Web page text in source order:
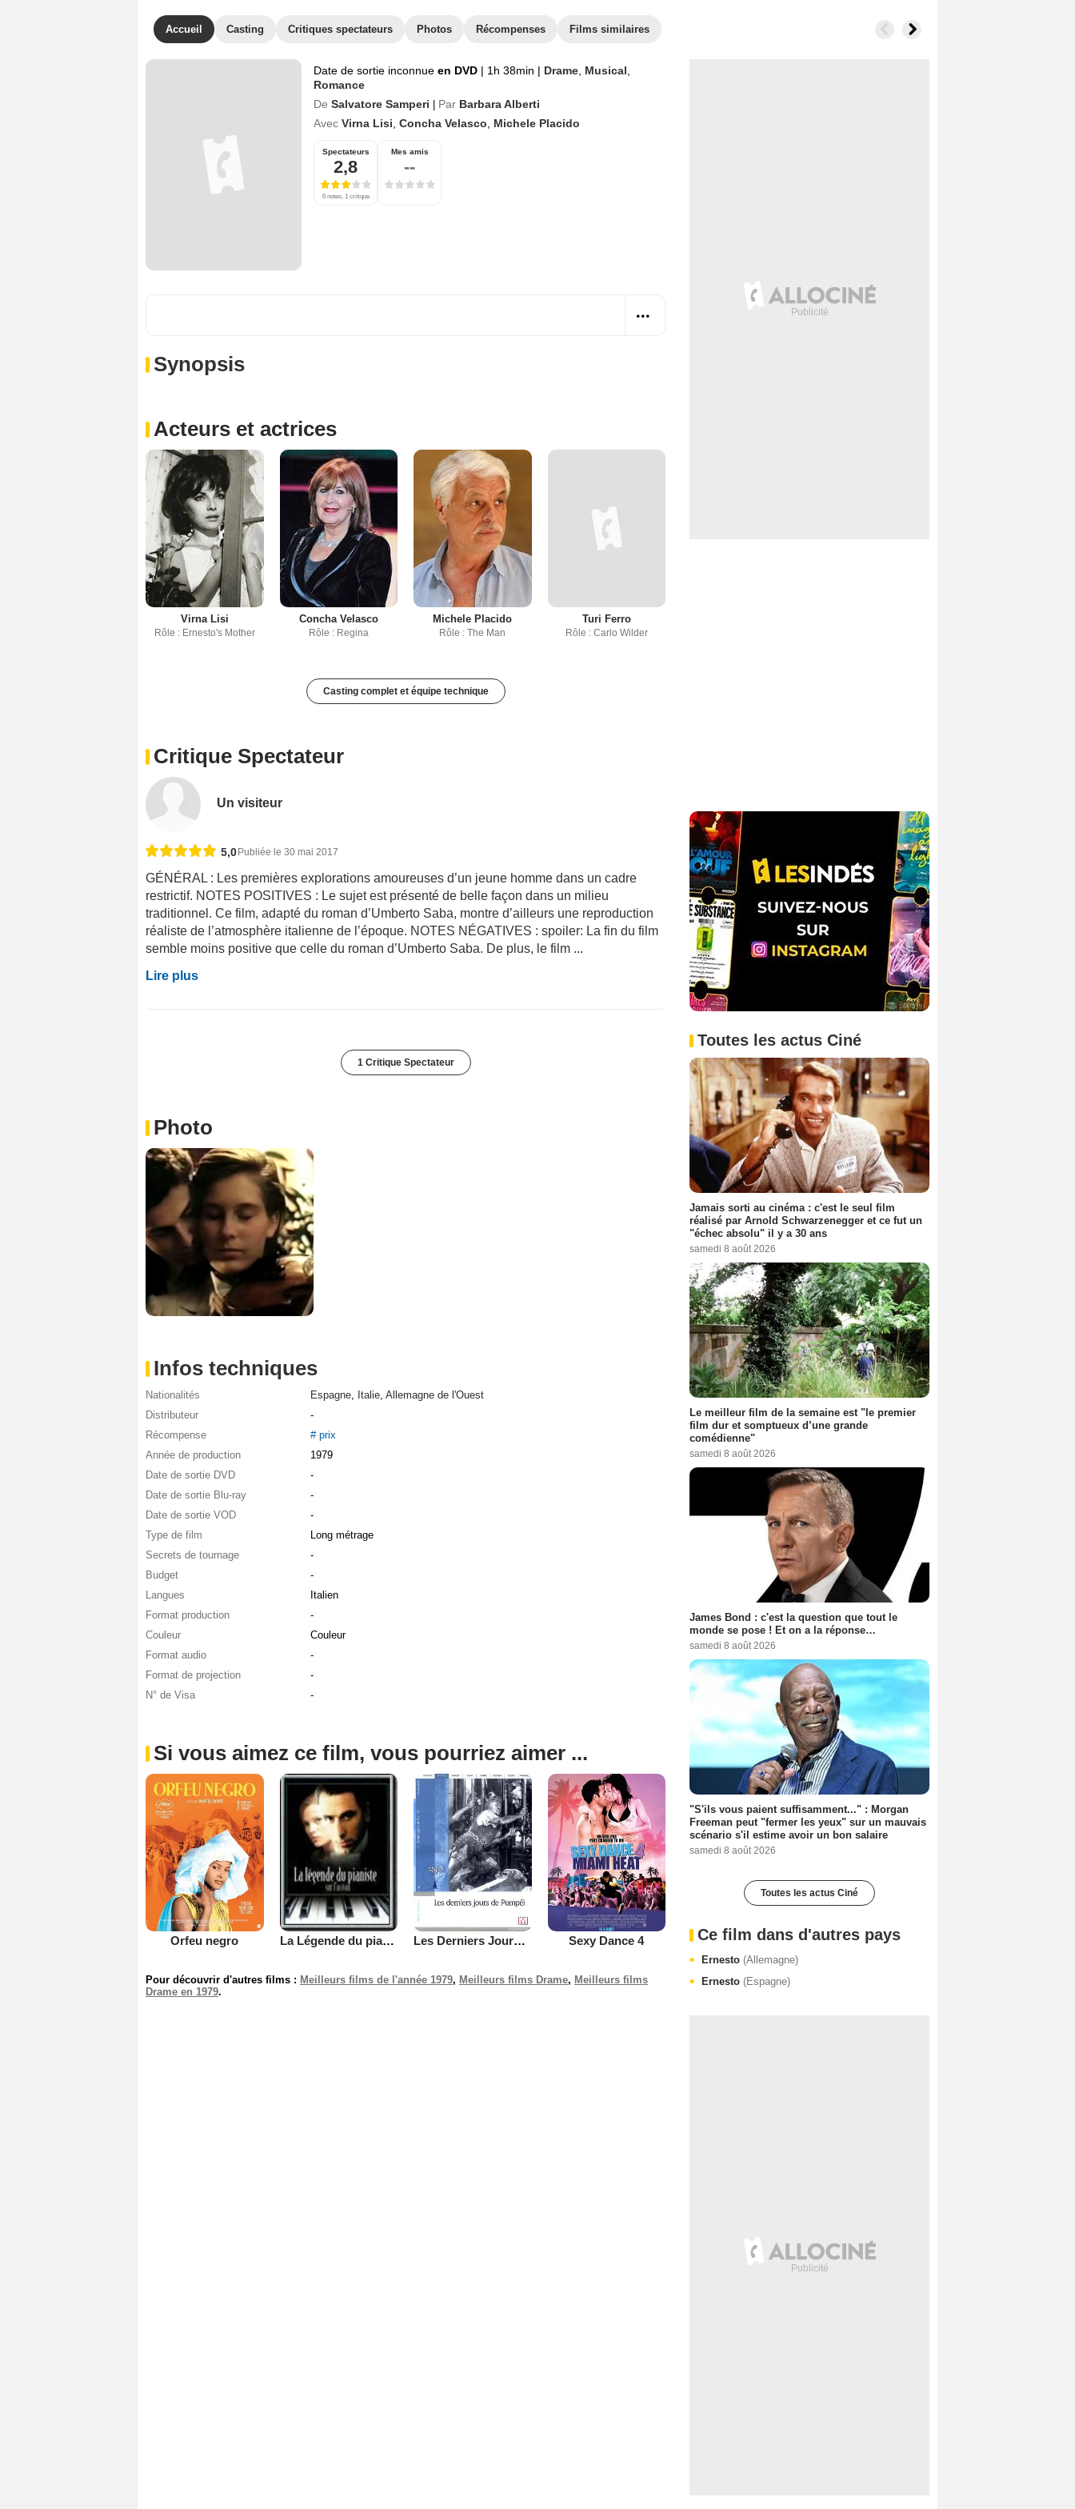
Accueil Casting Critiques spectateurs Photos Récompenses Films similaires
Date de sortie inconnue en DVD | 1h 38min | Drame Musical
Romance
De Salvatore Samperi Par Barbara Alberti
Avec Virna Lisi Concha Velasco Michele Placido
Spectateurs
2,8
6 notes, 1 critique
Mes amis
--
Synopsis
Acteurs et actrices
Virna Lisi
Rôle : Ernesto's Mother
Concha Velasco
Rôle : Regina
Michele Placido
Rôle : The Man
Turi Ferro
Rôle : Carlo Wilder
Casting complet et équipe technique
Critique Spectateur
Un visiteur
5,0 Publiée le 30 mai 2017
GÉNÉRAL : Les premières explorations amoureuses d’un jeune homme dans un cadre
restrictif. NOTES POSITIVES : Le sujet est présenté de belle façon dans un milieu
traditionnel. Ce film, adapté du roman d’Umberto Saba, montre d’ailleurs une reproduction
réaliste de l’atmosphère italienne de l’époque. NOTES NÉGATIVES : spoiler: La fin du film
semble moins positive que celle du roman d’Umberto Saba. De plus, le film ...
Lire plus
1 Critique Spectateur
Photo
Infos techniques
Nationalités Espagne, Italie, Allemagne de l'Ouest
Distributeur
-
Récompense
# prix
Année de production
1979
Date de sortie DVD
-
Date de sortie Blu-ray
-
Date de sortie VOD
-
Type de film
Long métrage
Secrets de tournage
-
Budget
-
Langues
Italien
Format production
-
Couleur
Couleur
Format audio
-
Format de projection
-
N° de Visa
-
Si vous aimez ce film, vous pourriez aimer ...
Orfeu negro La Légende du pianiste sur l'océan Les Derniers Jours de Pompei Sexy Dance 4
Pour découvrir d'autres films : Meilleurs films de l'année 1979, Meilleurs films Drame, Meilleurs films
Drame en 1979.
Toutes les actus Ciné
Jamais sorti au cinéma : c'est le seul film
réalisé par Arnold Schwarzenegger et ce fut un
"échec absolu" il y a 30 ans
samedi 8 août 2026
Le meilleur film de la semaine est "le premier
film dur et somptueux d’une grande
comédienne"
samedi 8 août 2026
James Bond : c'est la question que tout le
monde se pose ! Et on a la réponse…
samedi 8 août 2026
"S'ils vous paient suffisamment..." : Morgan
Freeman peut "fermer les yeux" sur un mauvais
scénario s'il estime avoir un bon salaire
samedi 8 août 2026
Toutes les actus Ciné
Ce film dans d'autres pays
Ernesto (Allemagne)
Ernesto (Espagne)